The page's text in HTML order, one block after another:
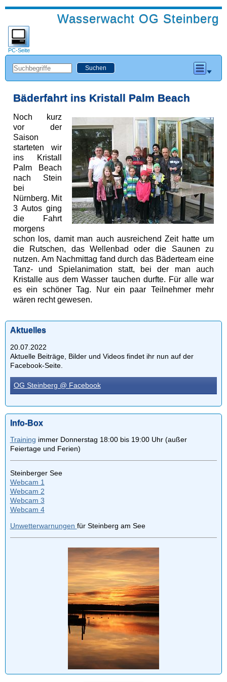
Wasserwacht OG Steinberg
PC-Seite
Bäderfahrt ins Kristall Palm Beach
Noch kurz
vor der
Saison
starteten wir
ins Kristall
Palm Beach
nach Stein
bei
Nürnberg. Mit
3 Autos ging
die Fahrt
morgens
schon los, damit man auch ausreichend Zeit hatte um
die Rutschen, das Wellenbad oder die Saunen zu
nutzen. Am Nachmittag fand durch das Bäderteam eine
Tanz- und Spielanimation statt, bei der man auch
Kristalle aus dem Wasser tauchen durfte. Für alle war
es ein schöner Tag. Nur ein paar Teilnehmer mehr
wären recht gewesen.
Aktuelles
20.07.2022
Aktuelle Beiträge, Bilder und Videos findet ihr nun auf der
Facebook-Seite.
OG Steinberg @ Facebook
Info-Box
Training immer Donnerstag 18:00 bis 19:00 Uhr (außer
Feiertage und Ferien)
Steinberger See
Webcam 1
Webcam 2
Webcam 3
Webcam 4
Unwetterwarnungen für Steinberg am See